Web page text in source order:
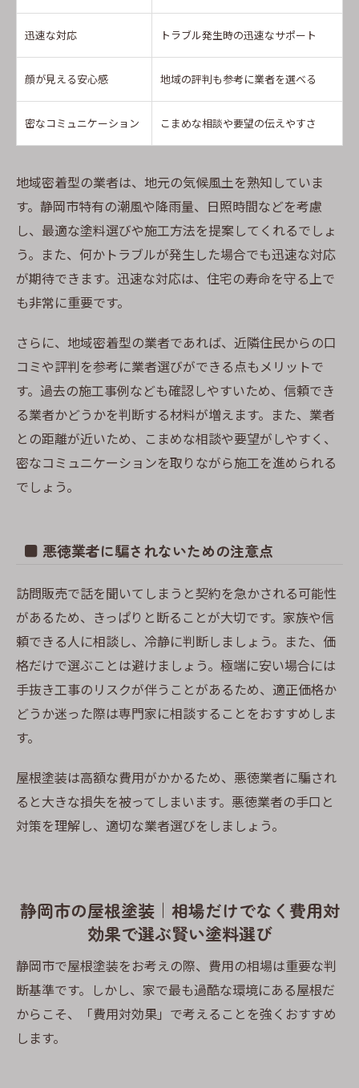
迅速な対応 トラブル発生時の迅速なサポート
顔が見える安心感 地域の評判も参考に業者を選べる
密なコミュニケーション こまめな相談や要望の伝えやすさ
地域密着型の業者は、地元の気候風土を熟知していま
す。静岡市特有の潮風や降雨量、日照時間などを考慮
し、最適な塗料選びや施工方法を提案してくれるでしょ
う。また、何かトラブルが発生した場合でも迅速な対応
が期待できます。迅速な対応は、住宅の寿命を守る上で
も非常に重要です。
さらに、地域密着型の業者であれば、近隣住民からの口
コミや評判を参考に業者選びができる点もメリットで
す。過去の施工事例なども確認しやすいため、信頼でき
る業者かどうかを判断する材料が増えます。また、業者
との距離が近いため、こまめな相談や要望がしやすく、
密なコミュニケーションを取りながら施工を進められる
でしょう。
■ 悪徳業者に騙されないための注意点
訪問販売で話を聞いてしまうと契約を急かされる可能性
があるため、きっぱりと断ることが大切です。家族や信
頼できる人に相談し、冷静に判断しましょう。また、価
格だけで選ぶことは避けましょう。極端に安い場合には
手抜き工事のリスクが伴うことがあるため、適正価格か
どうか迷った際は専門家に相談することをおすすめしま
す。
屋根塗装は高額な費用がかかるため、悪徳業者に騙され
ると大きな損失を被ってしまいます。悪徳業者の手口と
対策を理解し、適切な業者選びをしましょう。
静岡市の屋根塗装｜相場だけでなく費用対
効果で選ぶ賢い塗料選び
静岡市で屋根塗装をお考えの際、費用の相場は重要な判
断基準です。しかし、家で最も過酷な環境にある屋根だ
からこそ、「費用対効果」で考えることを強くおすすめ
します。